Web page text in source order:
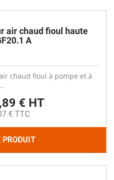
air chaud fioul haute
A
chaud fioul à pompe et à
€ HT
€ TTC
PRODUIT